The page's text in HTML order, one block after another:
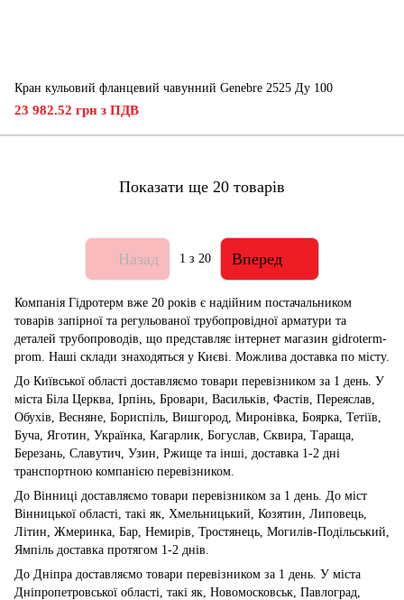
Кран кульовий фланцевий чавунний Genebre 2525 Ду 100
23 982.52 грн з ПДВ
Показати ще 20 товарів
Назад 1 з 20 Вперед
Компанія Гідротерм вже 20 років є надійним постачальником
товарів запірної та регульованої трубопровідної арматури та
деталей трубопроводів, що представляє інтернет магазин gidroterm-
prom. Наші склади знаходяться у Києві. Можлива доставка по місту.
До Київської області доставляємо товари перевізником за 1 день. У
міста Біла Церква, Ірпінь, Бровари, Васильків, Фастів, Переяслав,
Обухів, Весняне, Бориспіль, Вишгород, Миронівка, Боярка, Тетіїв,
Буча, Яготин, Українка, Кагарлик, Богуслав, Сквира, Тараща,
Березань, Славутич, Узин, Ржище та інші, доставка 1-2 дні
транспортною компанією перевізником.
До Вінниці доставляємо товари перевізником за 1 день. До міст
Вінницької області, такі як, Хмельницький, Козятин, Липовець,
Літин, Жмеринка, Бар, Немирів, Тростянець, Могилів-Подільський,
Ямпіль доставка протягом 1-2 днів.
До Дніпра доставляємо товари перевізником за 1 день. У міста
Дніпропетровської області, такі як, Новомосковськ, Павлоград,